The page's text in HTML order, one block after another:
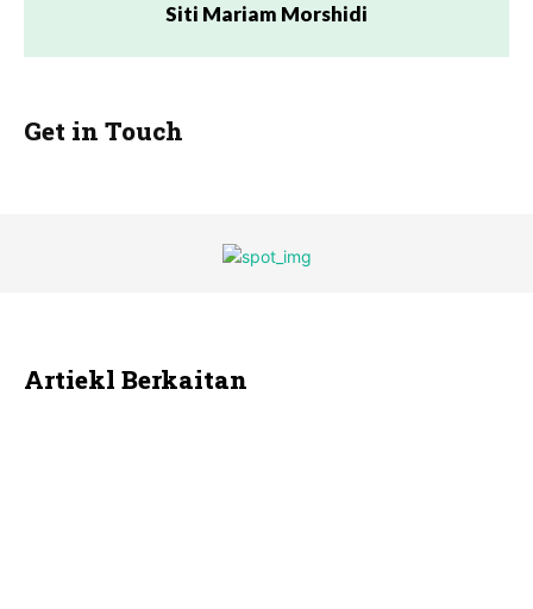
Siti Mariam Morshidi
Get in Touch
Artiekl Berkaitan